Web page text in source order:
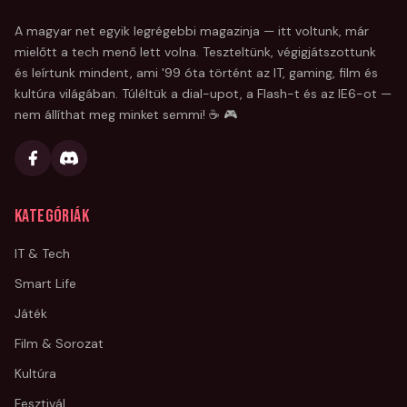
A magyar net egyik legrégebbi magazinja — itt voltunk, már
mielőtt a tech menő lett volna. Teszteltünk, végigjátszottunk
és leírtunk mindent, ami '99 óta történt az IT, gaming, film és
kultúra világában. Túléltük a dial-upot, a Flash-t és az IE6-ot —
nem állíthat meg minket semmi! ☕ 🎮
Kategóriák
IT & Tech
Smart Life
Játék
Film & Sorozat
Kultúra
Fesztivál